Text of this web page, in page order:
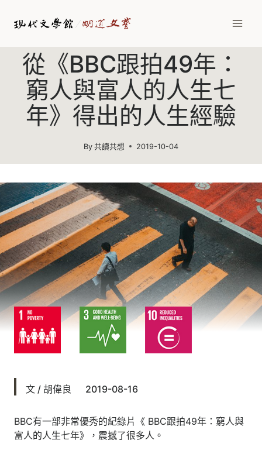
從《BBC跟拍49年：
窮人與富人的人生七
年》得出的人生經驗
By 共讀共想 2019-10-04
文 / 胡偉良 2019-08-16
BBC有一部非常優秀的紀錄片《 BBC跟拍49年：窮人與
富人的人生七年》，震撼了很多人。